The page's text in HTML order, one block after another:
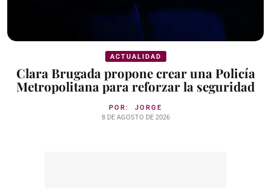
ACTUALIDAD
Clara Brugada propone crear una Policía
Metropolitana para reforzar la seguridad
POR: JORGE
8 DE AGOSTO DE 2026